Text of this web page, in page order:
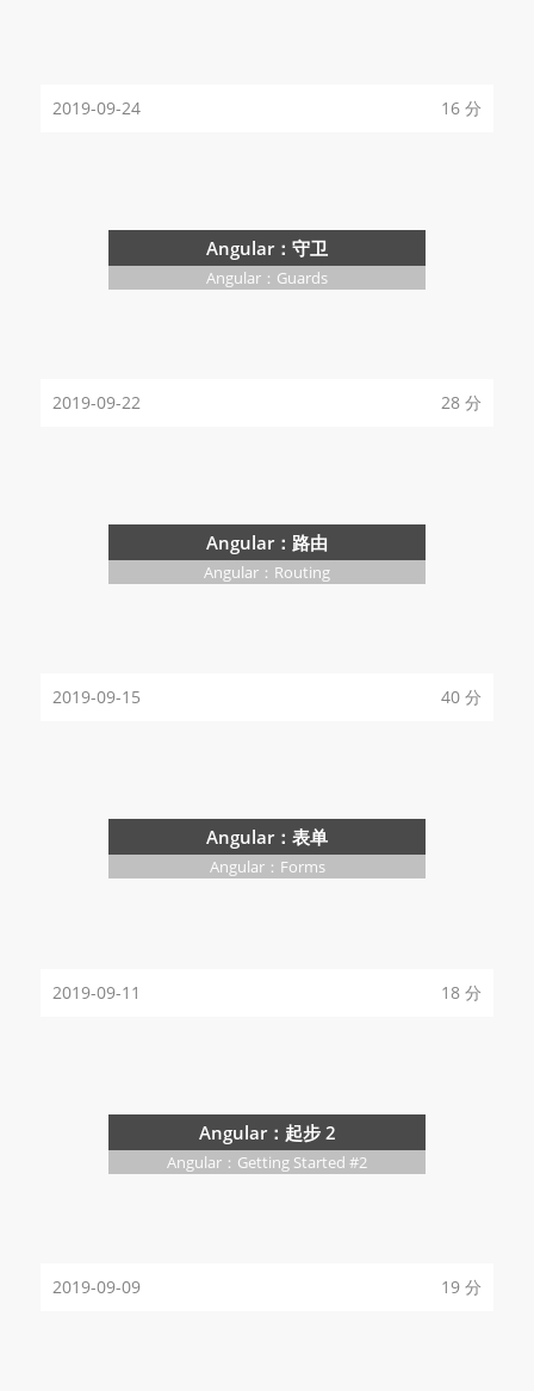
2019-09-24 16 分
Angular：守卫
Angular：Guards
2019-09-22 28 分
Angular：路由
Angular：Routing
2019-09-15 40 分
Angular：表单
Angular：Forms
2019-09-11 18 分
Angular：起步 2
Angular：Getting Started #2
2019-09-09 19 分